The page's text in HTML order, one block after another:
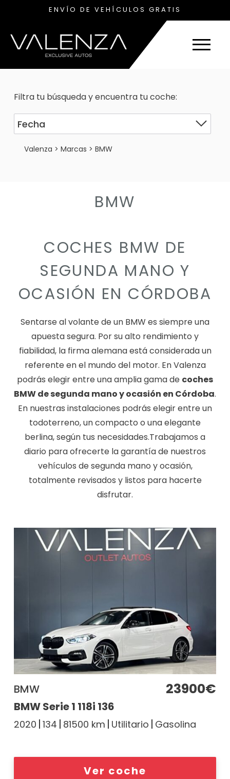
ENVÍO DE VEHÍCULOS GRATIS
Filtra tu búsqueda y encuentra tu coche:
Valenza > Marcas > BMW
BMW
COCHES BMW DE
SEGUNDA MANO Y
OCASIÓN EN CÓRDOBA
Sentarse al volante de un BMW es siempre una
apuesta segura. Por su alto rendimiento y
fiabilidad, la firma alemana está considerada un
referente en el mundo del motor. En Valenza
podrás elegir entre una amplia gama de coches
BMW de segunda mano y ocasión en Córdoba.
En nuestras instalaciones podrás elegir entre un
todoterreno, un compacto o una elegante
berlina, según tus necesidades.Trabajamos a
diario para ofrecerte la garantía de nuestros
vehículos de segunda mano y ocasión,
totalmente revisados y listos para hacerte
disfrutar.
BMW 23900€
BMW Serie 1 118i 136
2020 134 81500 km Utilitario Gasolina
Ver coche